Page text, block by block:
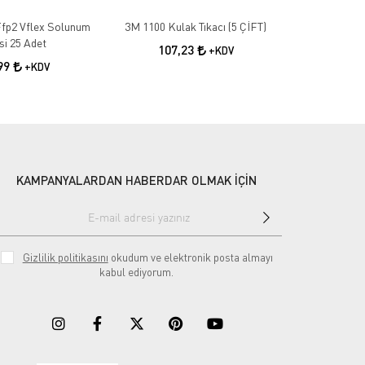
Vflex Solunum
25 Adet
+KDV
3M 1100 Kulak Tıkacı (5 ÇİFT)
107,23 +KDV
KAMPANYALARDAN HABERDAR OLMAK İÇİN
Gizlilik politikasını okudum ve elektronik posta almayı
kabul ediyorum.